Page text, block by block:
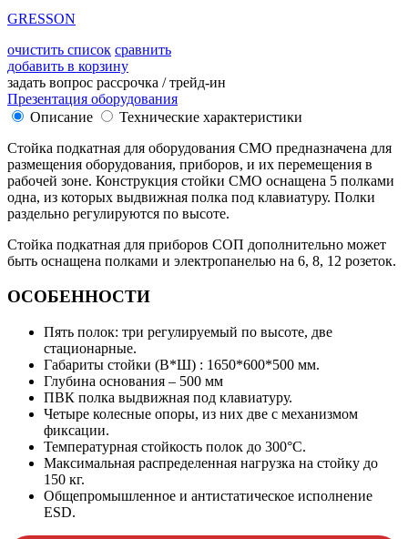
GRESSON
очистить список сравнить
добавить в корзину
задать вопрос рассрочка / трейд-ин
Презентация оборудования
Описание
Технические характеристики
Стойка подкатная для оборудования СМО предназначена для
размещения оборудования, приборов, и их перемещения в
рабочей зоне. Конструкция стойки СМО оснащена 5 полками
одна, из которых выдвижная полка под клавиатуру. Полки
раздельно регулируются по высоте.
Стойка подкатная для приборов СОП дополнительно может
быть оснащена полками и электропанелью на 6, 8, 12 розеток.
ОСОБЕННОСТИ
Пять полок: три регулируемый по высоте, две
стационарные.
Габариты стойки (В*Ш) : 1650*600*500 мм.
Глубина основания – 500 мм
ПВК полка выдвижная под клавиатуру.
Четыре колесные опоры, из них две с механизмом
фиксации.
Температурная стойкость полок до 300°С.
Максимальная распределенная нагрузка на стойку до
150 кг.
Общепромышленное и антистатическое исполнение
ESD.